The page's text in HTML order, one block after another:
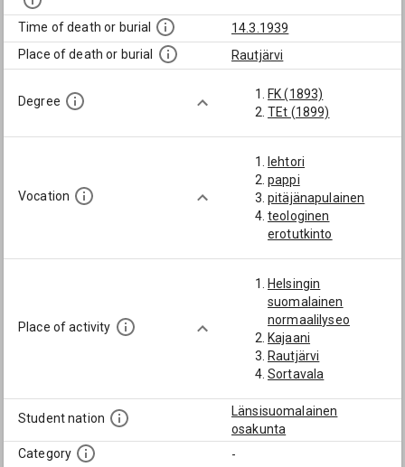
Time of death or burial
14.3.1939
Place of death or burial
Rautjärvi
Degree
FK (1893)
TEt (1899)
Vocation
lehtori
pappi
pitäjänapulainen
teologinen
erotutkinto
Place of activity
Helsingin
suomalainen
normaalilyseo
Kajaani
Rautjärvi
Sortavala
Student nation
Länsisuomalainen
osakunta
Category
-